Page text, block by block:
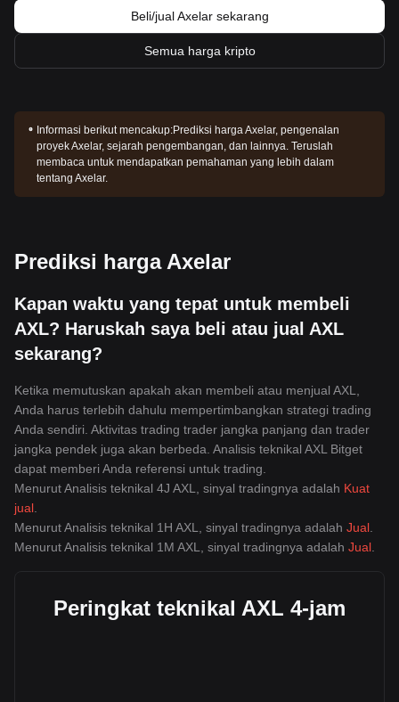
Beli/jual Axelar sekarang
Semua harga kripto
Informasi berikut mencakup:Prediksi harga Axelar, pengenalan
proyek Axelar, sejarah pengembangan, dan lainnya. Teruslah
membaca untuk mendapatkan pemahaman yang lebih dalam
tentang Axelar.
Prediksi harga Axelar
Kapan waktu yang tepat untuk membeli
AXL? Haruskah saya beli atau jual AXL
sekarang?
Ketika memutuskan apakah akan membeli atau menjual AXL,
Anda harus terlebih dahulu mempertimbangkan strategi trading
Anda sendiri. Aktivitas trading trader jangka panjang dan trader
jangka pendek juga akan berbeda. Analisis teknikal AXL Bitget
dapat memberi Anda referensi untuk trading.
Menurut Analisis teknikal 4J AXL, sinyal tradingnya adalah Kuat
jual
Menurut Analisis teknikal 1H AXL, sinyal tradingnya adalah Jual
Menurut Analisis teknikal 1M AXL, sinyal tradingnya adalah Jual
Peringkat teknikal AXL 4-jam